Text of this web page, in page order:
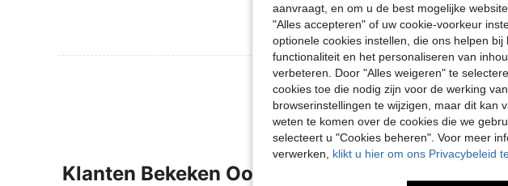
Meer Beoordelingen Bekijken
Klanten Bekeken Ook
aanvraagt, en om u de best mogelijke
"Alles accepteren" of uw cookie-voorkeur
optionele cookies instellen, die ons helpen
functionaliteit en het personaliseren van
verbeteren. Door "Alles weigeren" te
cookies toe die nodig zijn voor de werking
browserinstellingen te wijzigen, maar dit kan
weten te komen over de cookies die we
selecteert u "Cookies beheren". Voor meer
verwerken, klikt u hier om ons Privacybeleid